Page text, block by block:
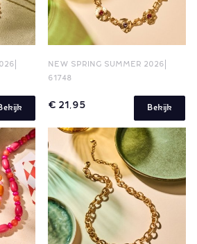
NEW SPRING SUMMER 2026
61748
€ 21,95 Bekijk